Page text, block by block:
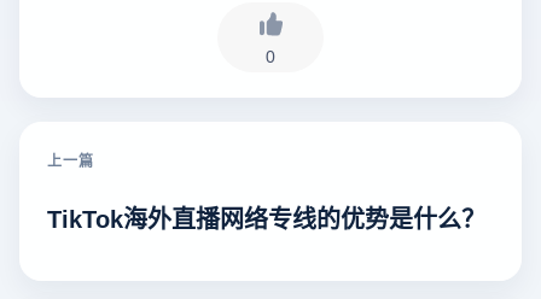
0
上一篇
TikTok海外直播网络专线的优势是什么？